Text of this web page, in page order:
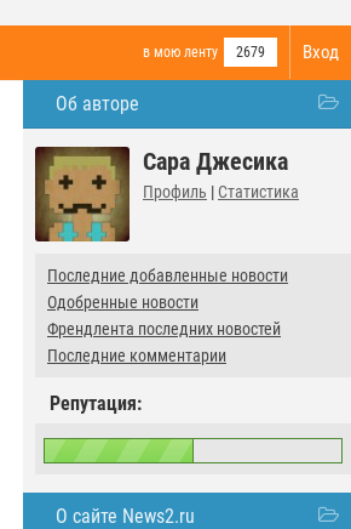
Вход
в мою ленту 2679
Об авторе
Сара Джесика
Профиль | Статистика
Последние добавленные новости
Одобренные новости
Френдлента последних новостей
Последние комментарии
Репутация:
О сайте News2.ru